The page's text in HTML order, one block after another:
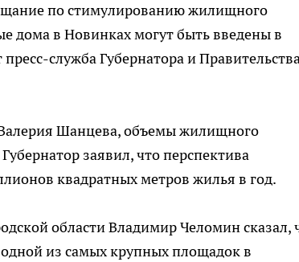
по стимулированию жилищного
дома в Новинках могут быть введены в
служба Губернатора и
Шанцева, объемы жилищного
заявил, что перспектива
квадратных метров жилья в год.
области Владимир Челомин сказал,
из самых крупных площадок в